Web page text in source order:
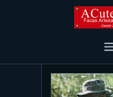
CUTELARIA
CAMPING/
Tiro e